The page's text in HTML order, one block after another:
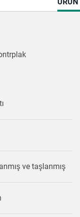
TAB:
ve taşlanmış